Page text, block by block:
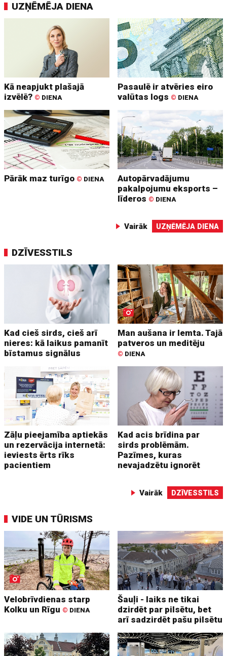
UZŅĒMĒJA DIENA
Kā neapjukt plašajā
izvēlē? © DIENA
Pasaulē ir atvēries eiro
valūtas logs © DIENA
Pārāk maz turīgo © DIENA
Autopārvadājumu
pakalpojumu eksports –
līderos © DIENA
Vairāk UZŅĒMĒJA DIENA
DZĪVESSTILS
Kad cieš sirds, cieš arī
nieres: kā laikus pamanīt
bīstamus signālus
Man aušana ir lemta. Tajā
patveros un meditēju
© DIENA
Zāļu pieejamība aptiekās
un rezervācija internetā:
ieviests ērts rīks
pacientiem
Kad acis brīdina par
sirds problēmām.
Pazīmes, kuras
nevajadzētu ignorēt
Vairāk DZĪVESSTILS
VIDE UN TŪRISMS
Velobrīvdienas starp
Kolku un Rīgu © DIENA
Šauļi - laiks ne tikai
dzirdēt par pilsētu, bet
arī sadzirdēt pašu pilsētu